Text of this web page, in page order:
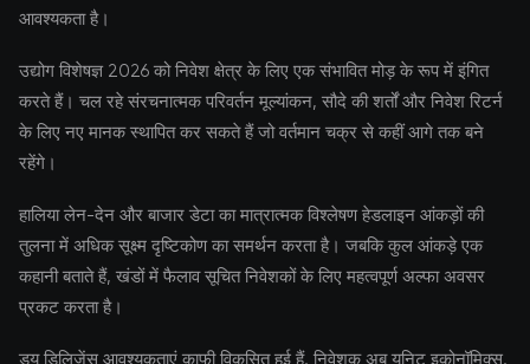
आवश्यकता है।
उद्योग विशेषज्ञ 2026 को निवेश क्षेत्र के लिए एक संभावित मोड़ के रूप में इंगित
करते हैं। चल रहे संरचनात्मक परिवर्तन मूल्यांकन, सौदे की शर्तों और निवेश रिटर्न
के लिए नए मानक स्थापित कर सकते हैं जो वर्तमान चक्र से कहीं आगे तक बने
रहेंगे।
हालिया लेन-देन और बाजार डेटा का मात्रात्मक विश्लेषण हेडलाइन आंकड़ों की
तुलना में अधिक सूक्ष्म दृष्टिकोण का समर्थन करता है। जबकि कुल आंकड़े एक
कहानी बताते हैं, खंडों में फैलाव सूचित निवेशकों के लिए महत्वपूर्ण अल्फा अवसर
प्रकट करता है।
ड्यू डिलिजेंस आवश्यकताएं काफी विकसित हुई हैं, निवेशक अब यूनिट इकोनॉमिक्स,